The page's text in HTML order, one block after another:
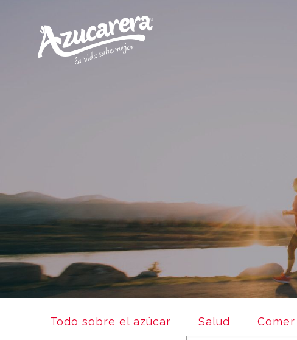
Todo sobre el azúcar Salud